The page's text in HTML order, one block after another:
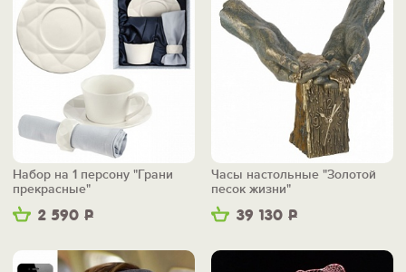
2 590 Р
Набор на 1 персону "Грани
прекрасные"
39 130 Р
Часы настольные "Золотой
песок жизни"